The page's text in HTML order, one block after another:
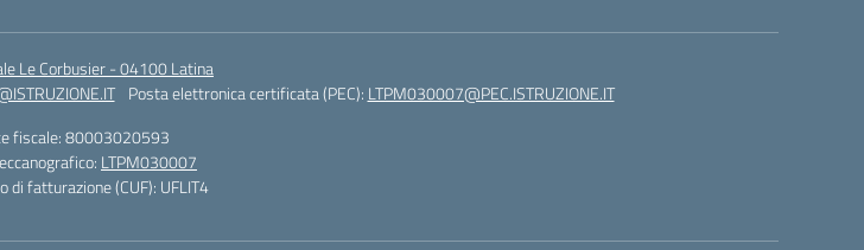
Le Corbusier - 04100 Latina
Posta elettronica certificata (PEC): LTPM030007@PEC.ISTRUZIONE.IT
fiscale: 80003020593
LTPM030007
di fatturazione (CUF): UFLIT4